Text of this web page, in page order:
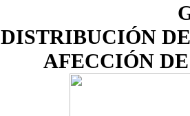
DISTRIBUCIÓN
AFECCIÓN